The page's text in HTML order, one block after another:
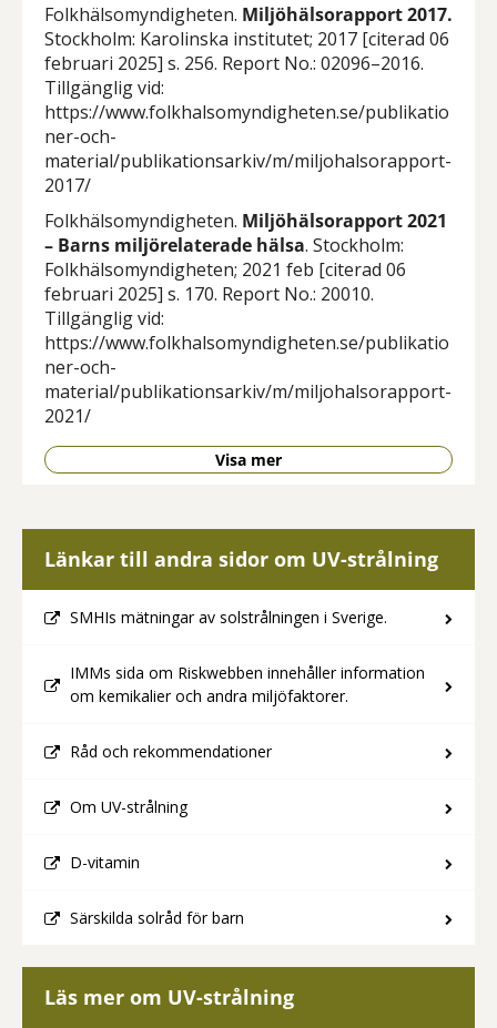
Folkhälsomyndigheten. Miljöhälsorapport 2017.
Stockholm: Karolinska institutet; 2017 [citerad 06
februari 2025] s. 256. Report No.: 02096–2016.
Tillgänglig vid:
https://www.folkhalsomyndigheten.se/publikatio
ner-och-
material/publikationsarkiv/m/miljohalsorapport-
2017/
Folkhälsomyndigheten. Miljöhälsorapport 2021
– Barns miljörelaterade hälsa. Stockholm:
Folkhälsomyndigheten; 2021 feb [citerad 06
februari 2025] s. 170. Report No.: 20010.
Tillgänglig vid:
https://www.folkhalsomyndigheten.se/publikatio
ner-och-
material/publikationsarkiv/m/miljohalsorapport-
2021/
Visa mer
Länkar till andra sidor om UV-strålning
SMHIs mätningar av solstrålningen i Sverige.
IMMs sida om Riskwebben innehåller information
om kemikalier och andra miljöfaktorer.
Råd och rekommendationer
Om UV-strålning
D-vitamin
Särskilda solråd för barn
Läs mer om UV-strålning